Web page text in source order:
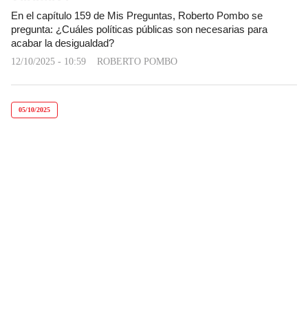
En el capítulo 159 de Mis Preguntas, Roberto Pombo se
pregunta: ¿Cuáles políticas públicas son necesarias para
acabar la desigualdad?
12/10/2025 - 10:59 ROBERTO POMBO
05/10/2025